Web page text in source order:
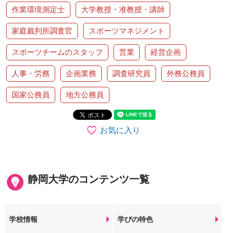
作業環境測定士 大学教授・准教授・講師
家庭裁判所調査官 スポーツマネジメント
スポーツチームのスタッフ 営業 経営企画
人事・労務 企画業務 調査研究員 外務公務員
国家公務員 地方公務員
お気に入り
静岡大学のコンテンツ一覧
学校情報 学びの特色